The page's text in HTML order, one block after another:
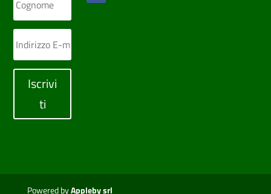
Iscrivi
ti
Powered byAppleby srl